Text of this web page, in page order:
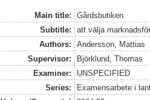
Main title:
Gårdsbutiken
Subtitle:
att välja
Authors:
Andersson, Mattias
Supervisor:
Björklund, Thomas
Examiner:
UNSPECIFIED
Series:
Examensarbete i